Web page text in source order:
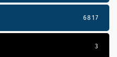
6817
3